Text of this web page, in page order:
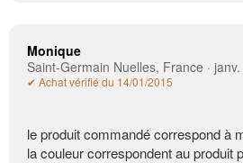
Monique
Saint-Germain Nuelles, France ·
✔ Achat vérifié du 14/01/2015
le produit commandé correspond à
la couleur correspondent au produit